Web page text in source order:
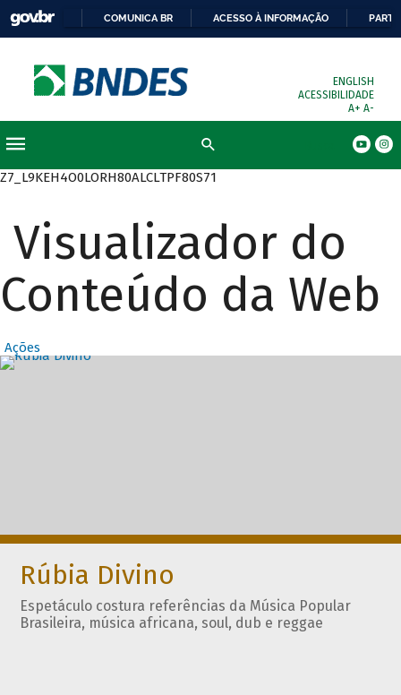
COMUNICA BR ACESSO À INFORMAÇÃO
ENGLISH
ACESSIBILIDADE
A+ A-
Z7_L9KEH4O0LORH80ALCLTPF80S71
Visualizador do
Conteúdo da Web
Ações
Destaques
Rúbia Divino
Espetáculo costura referências da Música Popular
Brasileira, música africana, soul, dub e reggae